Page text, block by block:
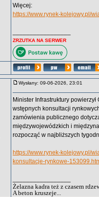
Więcej:
https://www.rynek-kolejowy.pl/
ZRZUTKA NA SERWER
Wysłany: 09-06-2026, 23:01
Minister Infrastruktury
wstępnych konsultacji
zamówienia publicznego
międzywojewódzkich i
rozpocząć w najbliższych
https://www.rynek-kolejowy.pl/
konsultacje-rynkowe-
Żelazna kadra też z czasem
A beton kruszeje...